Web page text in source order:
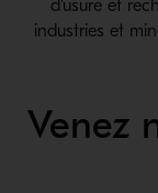
d'usure et
industries et
Venez